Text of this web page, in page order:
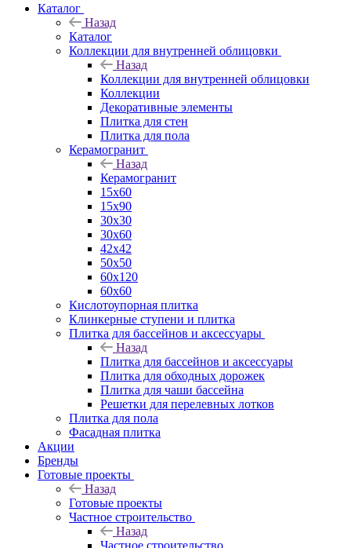
Каталог
Назад
Каталог
Коллекции для внутренней облицовки
Назад
Коллекции для внутренней облицовки
Коллекции
Декоративные элементы
Плитка для стен
Плитка для пола
Керамогранит
Назад
Керамогранит
15х60
15x90
30х30
30х60
42х42
50х50
60х120
60х60
Кислотоупорная плитка
Клинкерные ступени и плитка
Плитка для бассейнов и аксессуары
Назад
Плитка для бассейнов и аксессуары
Плитка для обходных дорожек
Плитка для чаши бассейна
Решетки для перелевных лотков
Плитка для пола
Фасадная плитка
Акции
Бренды
Готовые проекты
Назад
Готовые проекты
Частное строительство
Назад
Частное строительство